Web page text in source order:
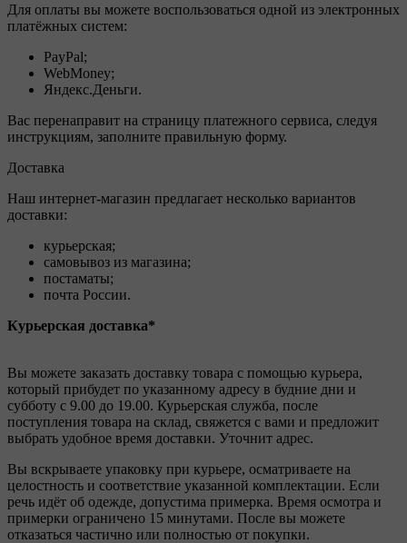
Для оплаты вы можете воспользоваться одной из электронных
платёжных систем:
PayPal;
WebMoney;
Яндекс.Деньги.
Вас перенаправит на страницу платежного сервиса, следуя
инструкциям, заполните правильную форму.
Доставка
Наш интернет-магазин предлагает несколько вариантов
доставки:
курьерская;
самовывоз из магазина;
постаматы;
почта России.
Курьерская доставка*
Вы можете заказать доставку товара с помощью курьера,
который прибудет по указанному адресу в будние дни и
субботу с 9.00 до 19.00. Курьерская служба, после
поступления товара на склад, свяжется с вами и предложит
выбрать удобное время доставки. Уточнит адрес.
Вы вскрываете упаковку при курьере, осматриваете на
целостность и соответствие указанной комплектации. Если
речь идёт об одежде, допустима примерка. Время осмотра и
примерки ограничено 15 минутами. После вы можете
отказаться частично или полностью от покупки.